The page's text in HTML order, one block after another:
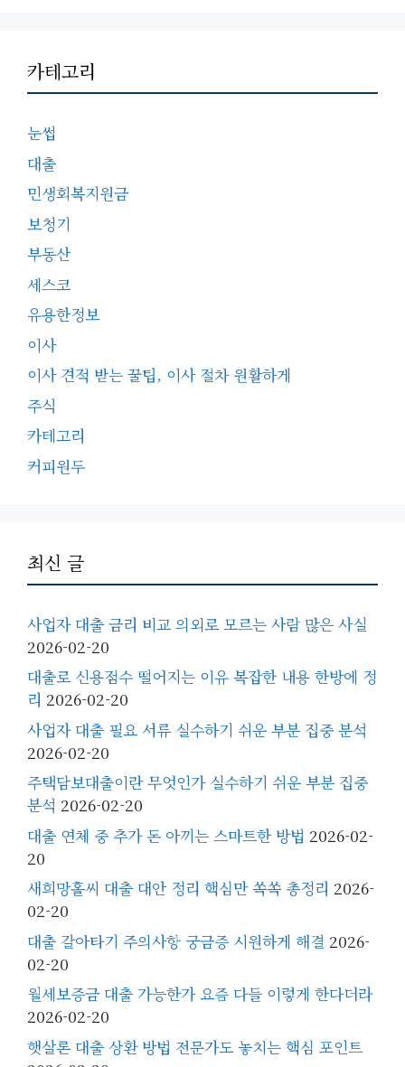
카테고리
눈썹
대출
민생회복지원금
보청기
부동산
세스코
유용한정보
이사
이사 견적 받는 꿀팁, 이사 절차 원활하게
주식
카테고리
커피원두
최신 글
사업자 대출 금리 비교 의외로 모르는 사람 많은 사실
2026-02-20
대출로 신용점수 떨어지는 이유 복잡한 내용 한방에 정
리 2026-02-20
사업자 대출 필요 서류 실수하기 쉬운 부분 집중 분석
2026-02-20
주택담보대출이란 무엇인가 실수하기 쉬운 부분 집중
분석 2026-02-20
대출 연체 중 추가 돈 아끼는 스마트한 방법 2026-02-
20
새희망홀씨 대출 대안 정리 핵심만 쏙쏙 총정리 2026-
02-20
대출 갈아타기 주의사항 궁금증 시원하게 해결 2026-
02-20
월세보증금 대출 가능한가 요즘 다들 이렇게 한다더라
2026-02-20
햇살론 대출 상환 방법 전문가도 놓치는 핵심 포인트